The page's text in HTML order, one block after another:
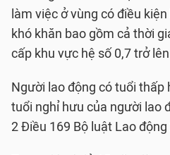
làm việc ở vùng có điều
khó khăn bao gồm cả thời
cấp khu vực hệ số 0,7 trở
Người lao động có tuổi thấp
tuổi nghỉ hưu của người lao
2 Điều 169 Bộ luật Lao động